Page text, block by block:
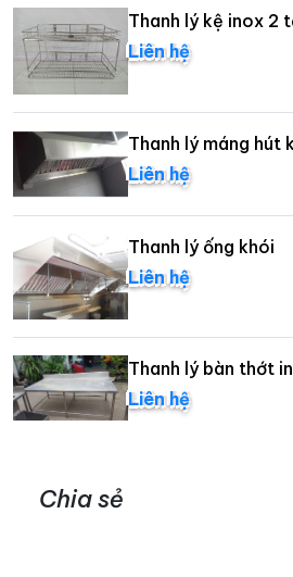
Thanh lý kệ inox 2
Liên hệ
Thanh lý máng hút
Liên hệ
Thanh lý ống khói
Liên hệ
Thanh lý bàn thớt
Liên hệ
Chia sẻ